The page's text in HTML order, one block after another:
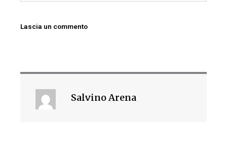
Lascia un commento
Salvino Arena